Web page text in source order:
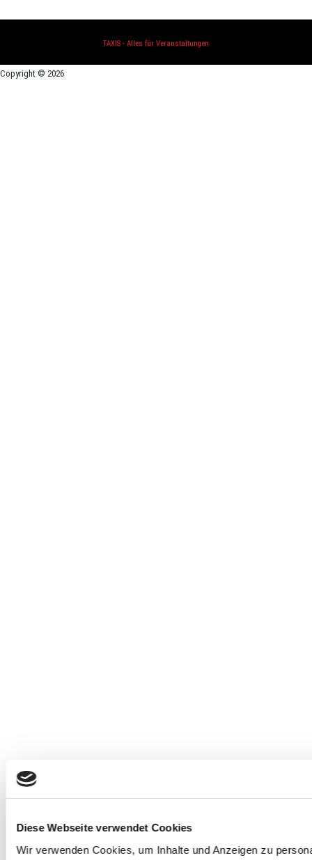
Diese Webseite verwendet Cookies
Wir verwenden Cookies, um Inhalte und Anzeigen zu
TAXIS - Alles für Veranstaltungen
Copyright © 2026